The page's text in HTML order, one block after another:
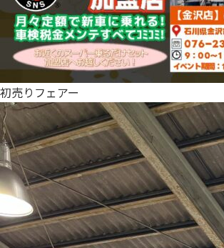
初売りフェアー